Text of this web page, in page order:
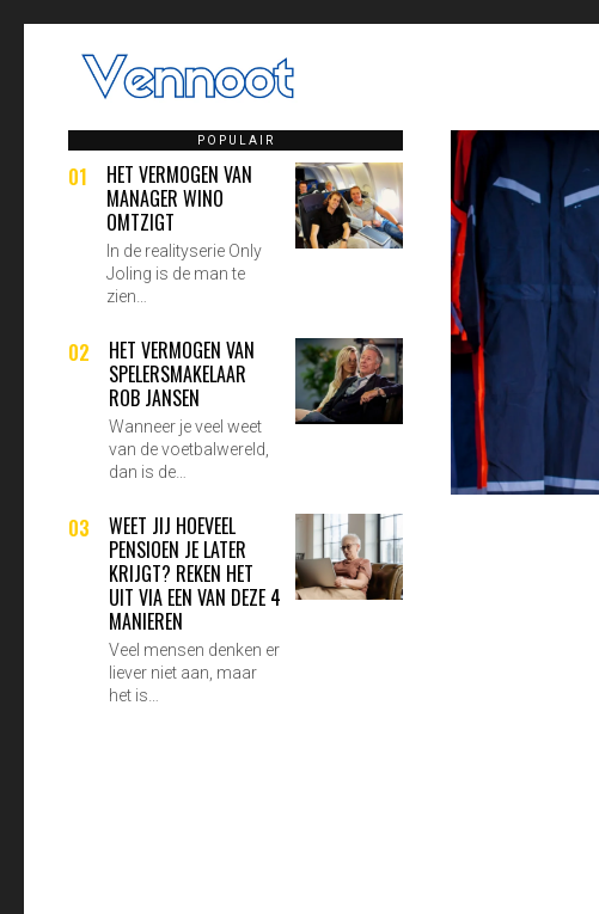
POPULAIR
01
HET VERMOGEN VAN
MANAGER WINO
OMTZIGT
In de realityserie Only
Joling is de man te
zien…
02
HET VERMOGEN VAN
SPELERSMAKELAAR
ROB JANSEN
Wanneer je veel weet
van de voetbalwereld,
dan is de…
03
WEET JIJ HOEVEEL
PENSIOEN JE LATER
KRIJGT? REKEN HET
UIT VIA EEN VAN DEZE 4
MANIEREN
Veel mensen denken er
liever niet aan, maar
het is…